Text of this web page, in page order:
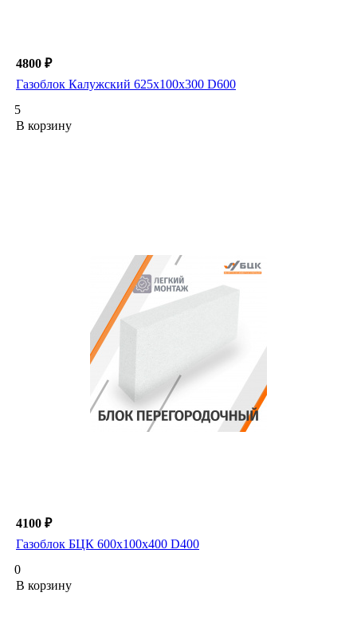
4800 ₽
Газоблок Калужский 625х100х300 D600
5
В корзину
4100 ₽
Газоблок БЦК 600х100х400 D400
0
В корзину